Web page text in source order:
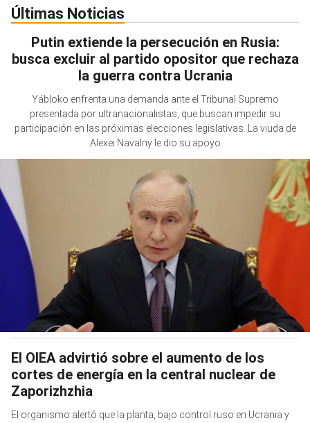
Últimas Noticias
Putin extiende la persecución en Rusia:
busca excluir al partido opositor que rechaza
la guerra contra Ucrania
Yábloko enfrenta una demanda ante el Tribunal Supremo
presentada por ultranacionalistas, que buscan impedir su
participación en las próximas elecciones legislativas. La viuda de
Alexei Navalny le dio su apoyo
El OIEA advirtió sobre el aumento de los
cortes de energía en la central nuclear de
Zaporizhzhia
El organismo alertó que la planta, bajo control ruso en Ucrania y